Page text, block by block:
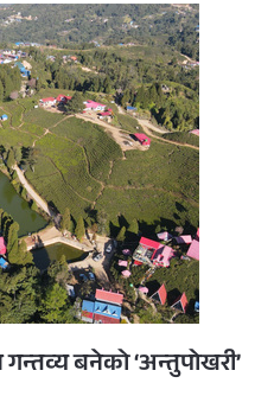
बनेको ‘अन्तुपोखरी’